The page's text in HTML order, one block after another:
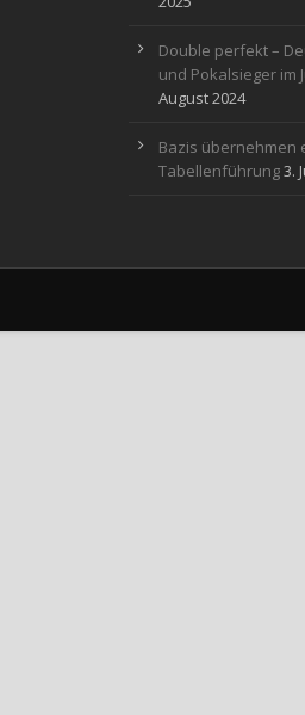
Double perfekt –
und Pokalsieger im
August 2024
Bazis übernehmen
Tabellenführung3.